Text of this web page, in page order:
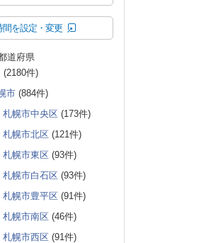
間を設定・変更
道府県
(2180件)
市 (884件)
札幌市中央区 (173件)
札幌市北区 (121件)
札幌市東区 (93件)
札幌市白石区 (93件)
札幌市豊平区 (91件)
札幌市南区 (46件)
札幌市西区 (91件)